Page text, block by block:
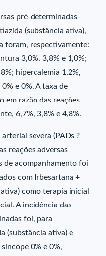
pré-determinadas
(substância ativa),
foram, respectivamente:
3,0%, 3,8% e 1,0%;
hipercalemia 1,2%,
e 0%. A taxa de
em razão das reações
6,7%, 3,8% e 4,8%.
severa (PADs ?
reações adversas
de acompanhamento foi
com Irbesartana +
como terapia inicial
A incidência das
foi, para
(substância ativa) e
0% e 0%,